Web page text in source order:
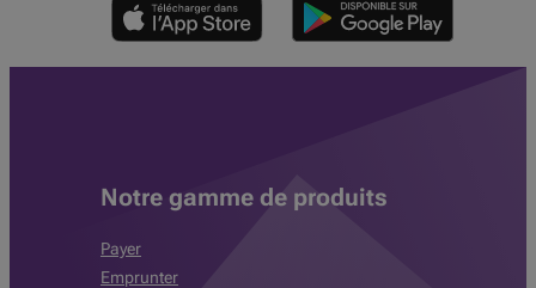
Notre gamme de produits
Payer
Emprunter